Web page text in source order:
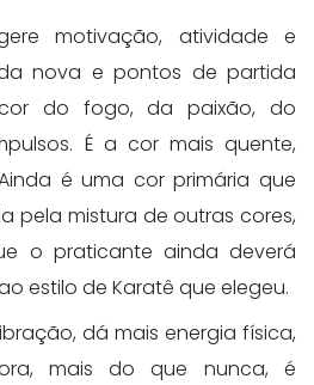
motivação, atividade e
nova e pontos de partida
do fogo, da paixão, do
É a cor mais quente,
é uma cor primária que
pela mistura de outras cores,
o praticante ainda deverá
estilo de Karatê que elegeu.
dá mais energia física,
mais do que nunca, é